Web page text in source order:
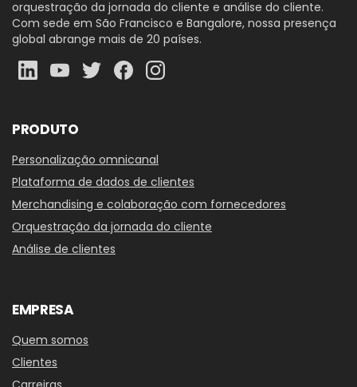
orquestração da jornada do cliente e análise do cliente.
Com sede em São Francisco e Bangalore, nossa presença
global abrange mais de 20 países.
PRODUTO
Personalização omnicanal
Plataforma de dados de clientes
Merchandising e colaboração com fornecedores
Orquestração da jornada do cliente
Análise de clientes
EMPRESA
Quem somos
Clientes